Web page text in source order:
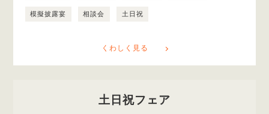
模擬披露宴 相談会 土日祝
くわしく見る
土日祝フェア